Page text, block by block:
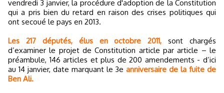
vendredi 3 janvier, la procédure d'adoption de la Constitution
qui a pris bien du retard en raison des crises politiques qui
ont secoué le pays en 2013.
Les 217 députés, élus en octobre 2011, sont chargés
d’examiner le projet de Constitution article par article – le
préambule, 146 articles et plus de 200 amendements - d’ici
au 14 janvier, date marquant le 3eanniversaire de la fuite de
Ben Ali.